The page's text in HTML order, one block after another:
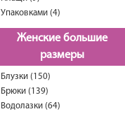
Упаковками (4)
Женские большие
размеры
Блузки (150)
Брюки (139)
Водолазки (64)